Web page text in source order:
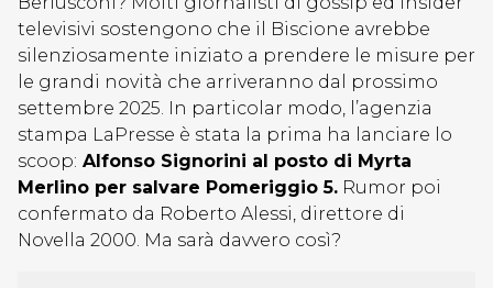
televisivi sostengono che il Biscione avrebbe
silenziosamente iniziato a prendere le misure per
le grandi novità che arriveranno dal prossimo
settembre 2025. In particolar modo, l’agenzia
stampa LaPresse è stata la prima ha lanciare lo
scoop: Alfonso Signorini al posto di Myrta
Merlino per salvare Pomeriggio 5. Rumor poi
confermato da Roberto Alessi, direttore di
Novella 2000. Ma sarà davvero così?